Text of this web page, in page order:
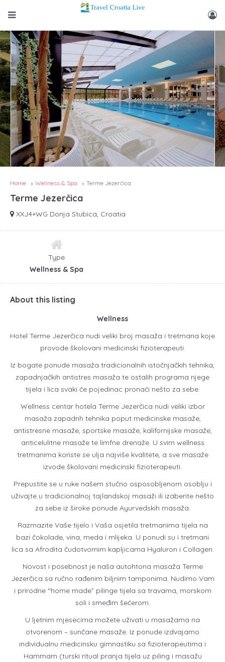
Home Wellness & Spa Terme Jezerčica
Terme Jezerčica
XXJ4+WG Donja Stubica, Croatia
Type
Wellness & Spa
About this listing
Wellness
Hotel Terme Jezerčica nudi veliki broj masaža i tretmana koje
provode školovani medicinski fizioterapeuti.
Iz bogate ponude masaža tradicionalnih istočnjačkih tehnika,
zapadnjačkih antistres masaža te ostalih programa njege
tijela i lica svaki će pojedinac pronaći nešto za sebe.
Wellness centar hotela Terme Jezerčica nudi veliki izbor
masaža zapadnh tehnika poput medicinske masaže,
antistresne masaže, sportske masaže, kalifornijske masaže,
anticelulitne masaže te limfne drenaže. U svim wellness
tretmanima koriste se ulja najviše kvalitete, a sve masaže
izvode školovani medicinski fizioterapeuti.
Prepustite se u ruke našem stučno osposobljenom osoblju i
uživajte u tradicionalnoj tajlandskoj masaži ili izaberite nešto
za sebe iz široke ponude Ayurvedskih masaža.
Razmazite Vaše tijelo i Vaša osjetila tretmanima tijela na
bazi čokolade, vina, meda i mlijeka. U ponudi su i tretmani
lica sa Afrodita čudotvornim kapljicama Hyaluron i Collagen.
Novost i posebnost je naša autohtona masaža Terme
Jezerčica sa ručno rađenim biljnim tamponima. Nudimo Vam
i prirodne “home made” pilinge tijela sa travama, morskom
soli i smeđim šećerom.
U ljetnim mjesecima možete uživati u masažama na
otvorenom – sunčane masaže. Iz ponude izdvajamo
individualnu medicinsku gimnastiku sa fizioterapeutima i
Hammam (turski ritual pranja tijela uz piling i masažu